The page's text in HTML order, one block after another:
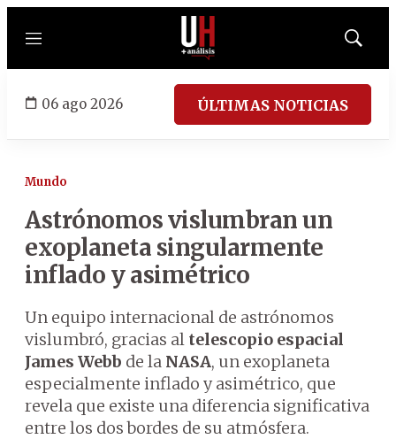
Menú
Mostrar
06 ago 2026 ÚLTIMAS NOTICIAS
Mundo
Astrónomos vislumbran un
exoplaneta singularmente
inflado y asimétrico
Un equipo internacional de astrónomos
vislumbró, gracias al telescopio espacial
James Webb de la NASA, un exoplaneta
especialmente inflado y asimétrico, que
revela que existe una diferencia significativa
entre los dos bordes de su atmósfera.